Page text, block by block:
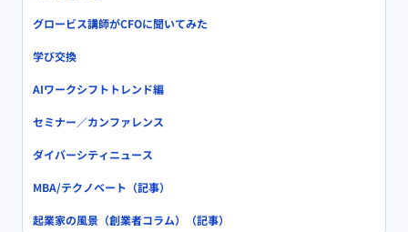
グロービス講師がCFOに聞いてみた
学び交換
AIワークシフトトレンド編
セミナー／カンファレンス
ダイバーシティニュース
MBA/テクノベート（記事）
起業家の風景（創業者コラム）（記事）